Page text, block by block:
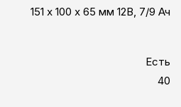
151 х 100 х 65 мм 12В, 7/9 Ач
Есть
40